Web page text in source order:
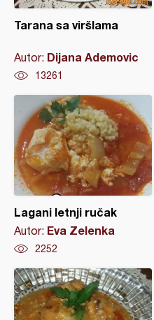
Tarana sa viršlama
Autor: Dijana Ademovic
13261
Lagani letnji ručak
Autor: Eva Zelenka
2252